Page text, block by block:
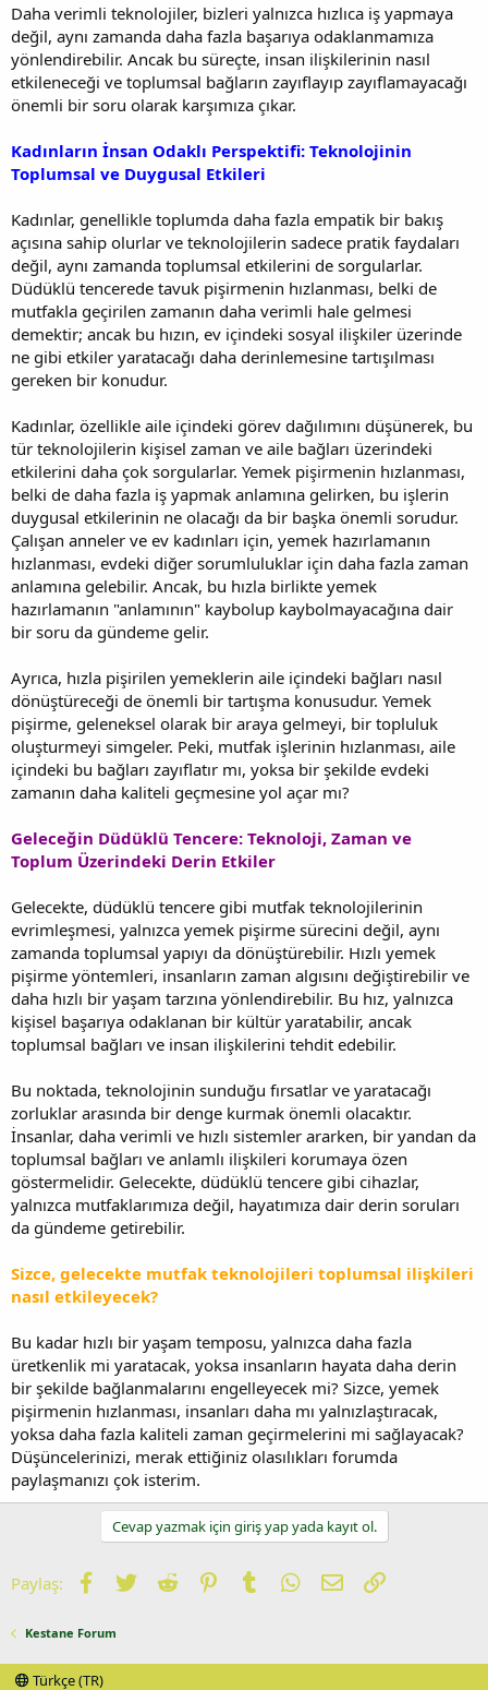
Daha verimli teknolojiler, bizleri yalnızca hızlıca iş yapmaya
değil, aynı zamanda daha fazla başarıya odaklanmamıza
yönlendirebilir. Ancak bu süreçte, insan ilişkilerinin nasıl
etkileneceği ve toplumsal bağların zayıflayıp zayıflamayacağı
önemli bir soru olarak karşımıza çıkar.
Kadınların İnsan Odaklı Perspektifi: Teknolojinin
Toplumsal ve Duygusal Etkileri
Kadınlar, genellikle toplumda daha fazla empatik bir bakış
açısına sahip olurlar ve teknolojilerin sadece pratik faydaları
değil, aynı zamanda toplumsal etkilerini de sorgularlar.
Düdüklü tencerede tavuk pişirmenin hızlanması, belki de
mutfakla geçirilen zamanın daha verimli hale gelmesi
demektir; ancak bu hızın, ev içindeki sosyal ilişkiler üzerinde
ne gibi etkiler yaratacağı daha derinlemesine tartışılması
gereken bir konudur.
Kadınlar, özellikle aile içindeki görev dağılımını düşünerek, bu
tür teknolojilerin kişisel zaman ve aile bağları üzerindeki
etkilerini daha çok sorgularlar. Yemek pişirmenin hızlanması,
belki de daha fazla iş yapmak anlamına gelirken, bu işlerin
duygusal etkilerinin ne olacağı da bir başka önemli sorudur.
Çalışan anneler ve ev kadınları için, yemek hazırlamanın
hızlanması, evdeki diğer sorumluluklar için daha fazla zaman
anlamına gelebilir. Ancak, bu hızla birlikte yemek
hazırlamanın "anlamının" kaybolup kaybolmayacağına dair
bir soru da gündeme gelir.
Ayrıca, hızla pişirilen yemeklerin aile içindeki bağları nasıl
dönüştüreceği de önemli bir tartışma konusudur. Yemek
pişirme, geleneksel olarak bir araya gelmeyi, bir topluluk
oluşturmeyi simgeler. Peki, mutfak işlerinin hızlanması, aile
içindeki bu bağları zayıflatır mı, yoksa bir şekilde evdeki
zamanın daha kaliteli geçmesine yol açar mı?
Geleceğin Düdüklü Tencere: Teknoloji, Zaman ve
Toplum Üzerindeki Derin Etkiler
Gelecekte, düdüklü tencere gibi mutfak teknolojilerinin
evrimleşmesi, yalnızca yemek pişirme sürecini değil, aynı
zamanda toplumsal yapıyı da dönüştürebilir. Hızlı yemek
pişirme yöntemleri, insanların zaman algısını değiştirebilir ve
daha hızlı bir yaşam tarzına yönlendirebilir. Bu hız, yalnızca
kişisel başarıya odaklanan bir kültür yaratabilir, ancak
toplumsal bağları ve insan ilişkilerini tehdit edebilir.
Bu noktada, teknolojinin sunduğu fırsatlar ve yaratacağı
zorluklar arasında bir denge kurmak önemli olacaktır.
İnsanlar, daha verimli ve hızlı sistemler ararken, bir yandan da
toplumsal bağları ve anlamlı ilişkileri korumaya özen
göstermelidir. Gelecekte, düdüklü tencere gibi cihazlar,
yalnızca mutfaklarımıza değil, hayatımıza dair derin soruları
da gündeme getirebilir.
Sizce, gelecekte mutfak teknolojileri toplumsal ilişkileri
nasıl etkileyecek?
Bu kadar hızlı bir yaşam temposu, yalnızca daha fazla
üretkenlik mi yaratacak, yoksa insanların hayata daha derin
bir şekilde bağlanmalarını engelleyecek mi? Sizce, yemek
pişirmenin hızlanması, insanları daha mı yalnızlaştıracak,
yoksa daha fazla kaliteli zaman geçirmelerini mi sağlayacak?
Düşüncelerinizi, merak ettiğiniz olasılıkları forumda
paylaşmanızı çok isterim.
Cevap yazmak için giriş yap yada kayıt ol.
Paylaş: Facebook
TwitterReddit PinterestTumblrWhatsApp
E-postaLink
Kestane Forum
Türkçe (TR)